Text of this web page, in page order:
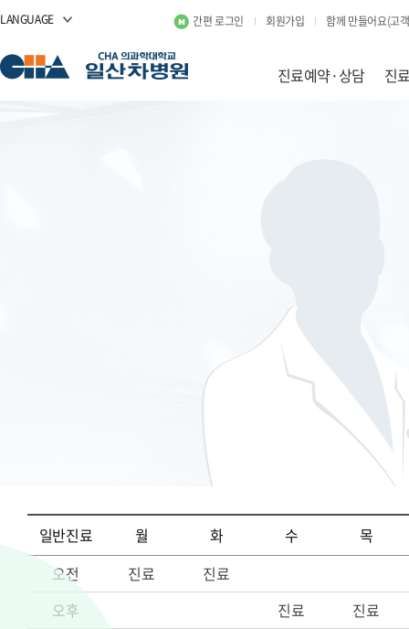
LANGUAGE 간편 로그인 회원가입 함께 만들어요(고
진료예약·상담 진
일반진료 월 화 수
목
오전
진료
진료
오후
진료 진료